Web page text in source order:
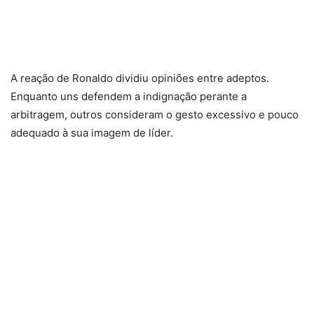
A reação de Ronaldo dividiu opiniões entre adeptos.
Enquanto uns defendem a indignação perante a
arbitragem, outros consideram o gesto excessivo e pouco
adequado à sua imagem de líder.